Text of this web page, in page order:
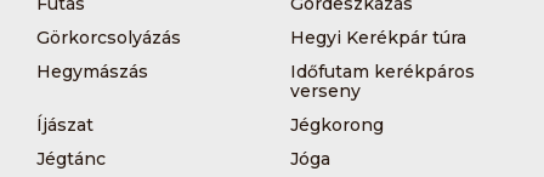
Görkorcsolyázás
Hegyi Kerékpár túra
Hegymászás
Időfutam kerékpáros
verseny
Íjászat
Jégkorong
Jégtánc
Jóga